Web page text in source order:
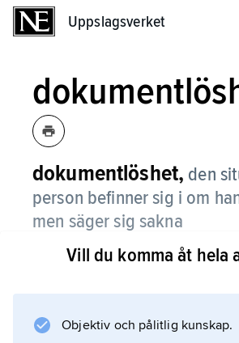
Uppslagsverket
dokumentlöshet, den
person befinner sig i om
men säger sig sakna
identitetshandlingar.
visering. Denna företeelse har
Vill du komma åt hela
Objektiv och pålitlig kunskap.